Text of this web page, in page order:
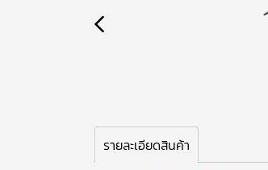
รายละเอียดสินค้า